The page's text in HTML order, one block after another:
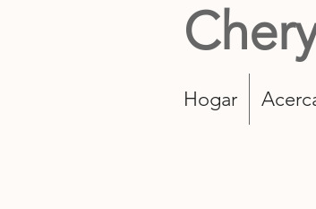
Hogar